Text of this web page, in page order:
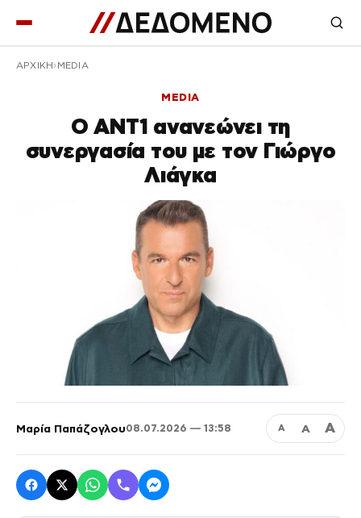
ΑΡΧΙΚΉ MEDIA
MEDIA
Ο ΑΝΤ1 ανανεώνει τη
συνεργασία του με τον Γιώργο
Λιάγκα
Μαρία Παπάζογλου08.07.2026 — 13:58 Α Α Α